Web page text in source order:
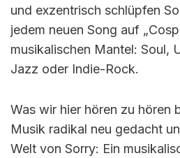
und exzentrisch schlüpfen
jedem neuen Song auf
musikalischen Mantel: Soul,
Jazz oder Indie-Rock.
Was wir hier hören zu hören
Musik radikal neu gedacht
Welt von Sorry: Ein